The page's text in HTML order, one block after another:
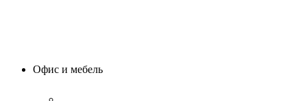
Офис и мебель